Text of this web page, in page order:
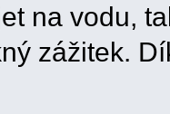
na vodu,
zážitek.